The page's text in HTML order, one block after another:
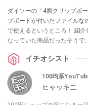
ダイソーの「4面クリップボ
プボードが付いたファイルな
で使えるというところ！ 紹
なっていた商品だったそうで
ない方は必見のアイテムで
イチオシスト
100均系
ヒャッキニ